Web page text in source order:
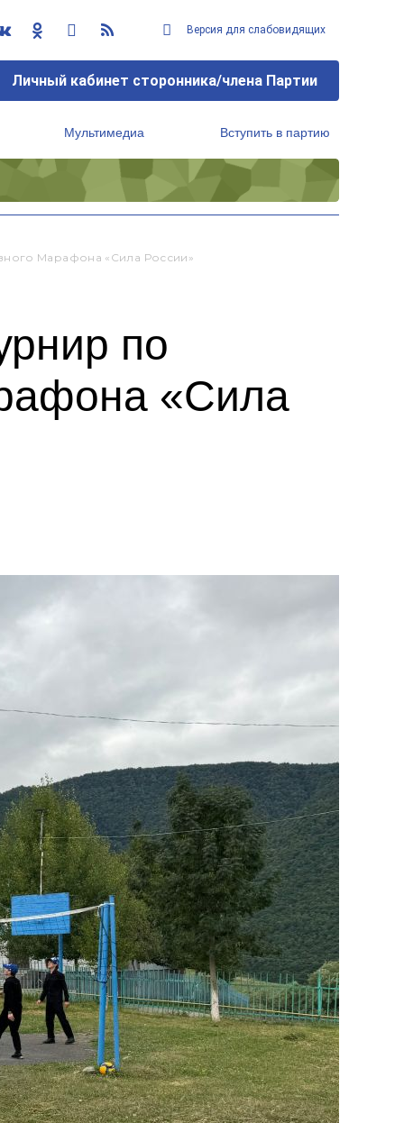
Версия для слабовидящих
Личный кабинет сторонника/члена Партии
Мультимедиа Вступить в партию
Марафона «Сила России»
по
«Сила